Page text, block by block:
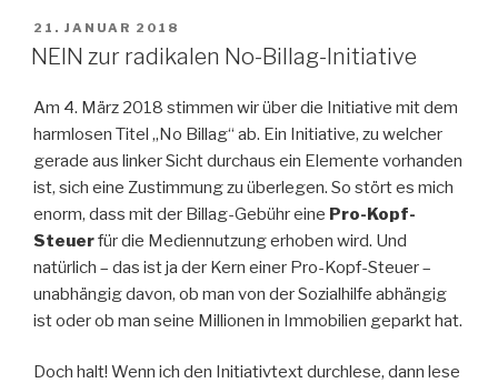
VERÖFFENTLICHT
AM
21. JANUAR 2018
NEIN zur radikalen No-Billag-Initiative
Am 4. März 2018 stimmen wir über die Initiative mit dem
harmlosen Titel „No Billag“ ab. Ein Initiative, zu welcher
gerade aus linker Sicht durchaus ein Elemente vorhanden
ist, sich eine Zustimmung zu überlegen. So stört es mich
enorm, dass mit der Billag-Gebühr eine Pro-Kopf-
Steuerfür die Mediennutzung erhoben wird. Und
natürlich – das ist ja der Kern einer Pro-Kopf-Steuer –
unabhängig davon, ob man von der Sozialhilfe abhängig
ist oder ob man seine Millionen in Immobilien geparkt hat.
Doch halt! Wenn ich den Initiativtext durchlese, dann lese